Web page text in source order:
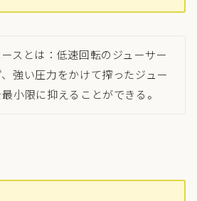
スとは：低速回転のジューサー
強い圧力をかけて搾ったジュー
小限に抑えることができる。